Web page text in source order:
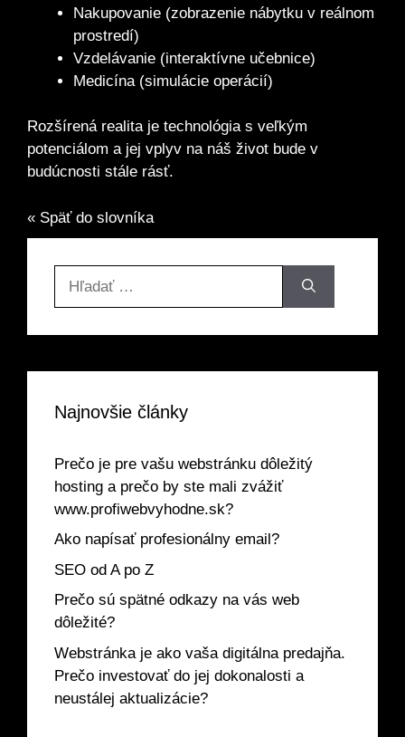
Nakupovanie (zobrazenie nábytku v reálnom
prostredí)
Vzdelávanie (interaktívne učebnice)
Medicína (simulácie operácií)
Rozšírená realita je technológia s veľkým
potenciálom a jej vplyv na náš život bude v
budúcnosti stále rásť.
« Späť do slovníka
Najnovšie články
Prečo je pre vašu webstránku dôležitý
hosting a prečo by ste mali zvážiť
www.profiwebvyhodne.sk?
Ako napísať profesionálny email?
SEO od A po Z
Prečo sú spätné odkazy na vás web
dôležité?
Webstránka je ako vaša digitálna predajňa.
Prečo investovať do jej dokonalosti a
neustálej aktualizácie?